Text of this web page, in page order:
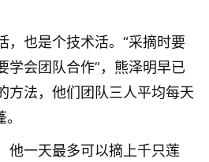
，也是个技术活。“采摘时要
学会团队合作”，熊泽明早已
方法，他们团队三人平均每天
他一天最多可以摘上千只莲